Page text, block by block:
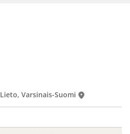
Lieto, Varsinais-Suomi